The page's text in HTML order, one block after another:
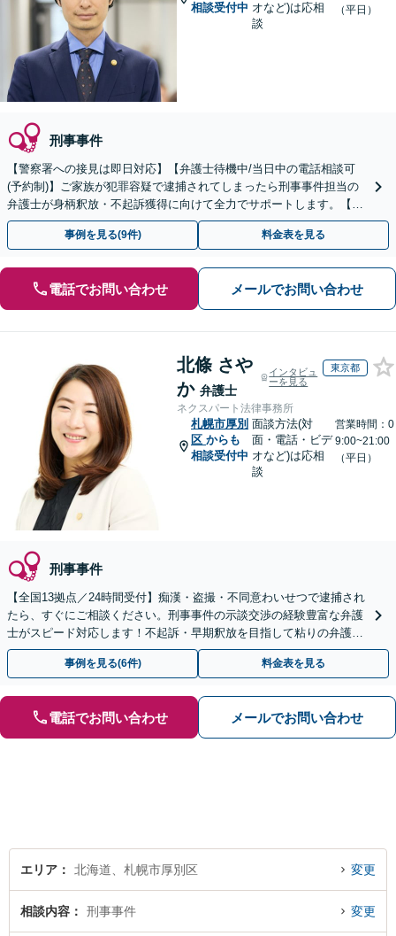
相談受付中 オなど)は応相
談
（平日）
刑事事件
【警察署への接見は即日対応】【弁護士待機中/当日中の電話相談可
(予約制)】ご家族が犯罪容疑で逮捕されてしまったら刑事事件担当の
弁護士が身柄釈放・不起訴獲得に向けて全力でサポートします。【毎
月100名以上の相談実績】【全国対応】
事例を見る(9件) 料金表を見る
電話でお問い合わせ メールでお問い合わせ
北條 さや
か 弁護士
インタビュ
ーを見る
東京都
ネクスパート法律事務所
札幌市厚別
区 からも
相談受付中
面談方法(対
面・電話・ビデ
オなど)は応相
談
営業時間：0
9:00~21:00
（平日）
刑事事件
【全国13拠点／24時間受付】痴漢・盗撮・不同意わいせつで逮捕され
たら、すぐにご相談ください。刑事事件の示談交渉の経験豊富な弁護
士がスピード対応します！不起訴・早期釈放を目指して粘りの弁護活
動を行います。
事例を見る(6件) 料金表を見る
電話でお問い合わせ メールでお問い合わせ
エリア 北海道、札幌市厚別区 変更
相談内容 刑事事件 変更